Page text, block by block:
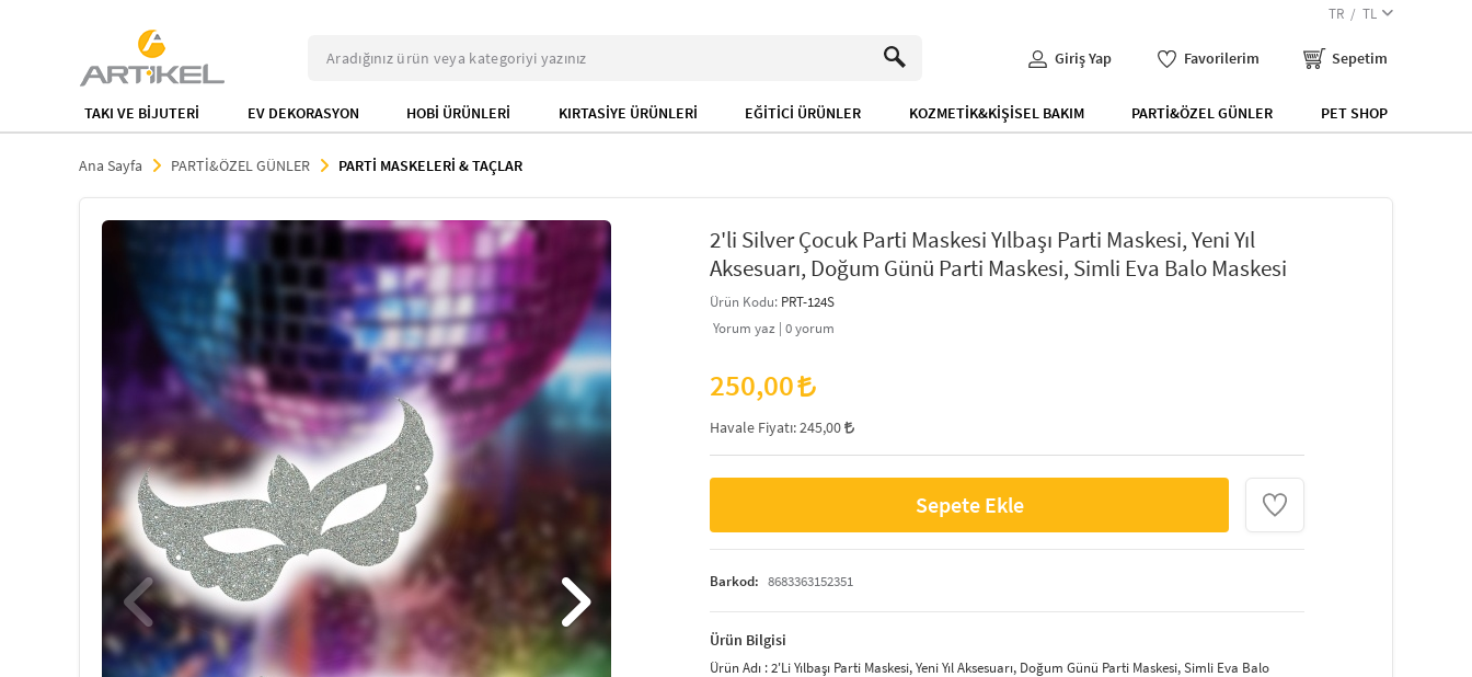
TR TL
Giriş Yap Favorilerim Sepetim
TAKI VE BİJUTERİ EV DEKORASYON HOBİ ÜRÜNLERİ KIRTASİYE ÜRÜNLERİ EĞİTİCİ ÜRÜNLER KOZMETİK&KİŞİSEL BAKIM PARTİ&ÖZEL GÜNLER PET SHOP
Ana Sayfa PARTİ&ÖZEL GÜNLER PARTİ MASKELERİ & TAÇLAR
2'li Silver Çocuk Parti Maskesi Yılbaşı Parti Maskesi, Yeni Yıl
Aksesuarı, Doğum Günü Parti Maskesi, Simli Eva Balo Maskesi
Ürün Kodu: PRT-124S
Yorum yaz | 0yorum
250,00
Havale Fiyatı:245,00
Sepete Ekle
Barkod: 8683363152351
Ürün Bilgisi
Ürün Adı : 2'Li Yılbaşı Parti Maskesi, Yeni Yıl Aksesuarı, Doğum Günü Parti Maskesi, Simli Eva Balo